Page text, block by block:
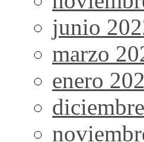
junio
marzo
enero